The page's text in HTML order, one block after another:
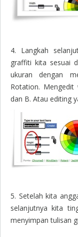
4. Langkah
graffiti kita sesuai
ukuran dengan
Rotation.
dan B. Atau editing
5. Setelah kita
selanjutnya kita
menyimpan tulisan